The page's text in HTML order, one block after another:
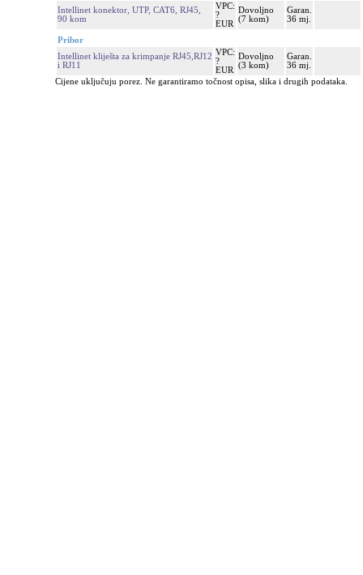
Intellinet konektor, UTP, CAT6, RJ45,
90 kom
VPC:
?
EUR
Dovoljno
(7 kom)
Garan.
36 mj.
Pribor
Intellinet kliješta za krimpanje RJ45,RJ12
i RJ11
VPC:
?
EUR
Dovoljno
(3 kom)
Garan.
36 mj.
Cijene uključuju porez. Ne garantiramo točnost opisa, slika i drugih podataka.